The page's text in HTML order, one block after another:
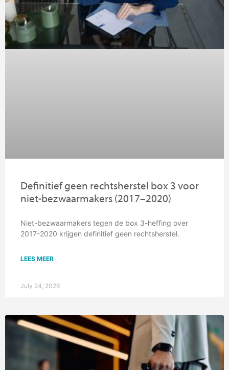
Definitief geen rechtsherstel box 3 voor
niet-bezwaarmakers (2017–2020)
Niet-bezwaarmakers tegen de box 3-heffing over
2017-2020 krijgen definitief geen rechtsherstel.
LEES MEER
July 24, 2026